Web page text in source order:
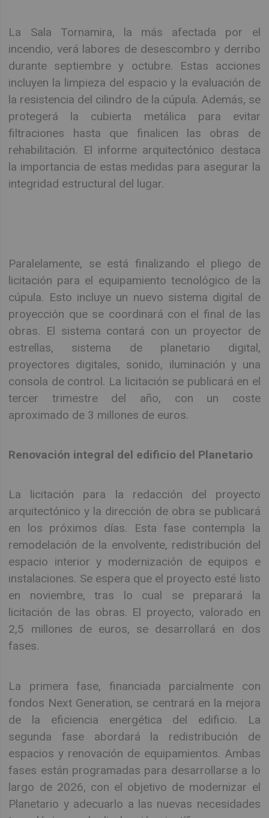
La Sala Tornamira, la más afectada por el
incendio, verá labores de desescombro y derribo
durante septiembre y octubre. Estas acciones
incluyen la limpieza del espacio y la evaluación de
la resistencia del cilindro de la cúpula. Además, se
protegerá la cubierta metálica para evitar
filtraciones hasta que finalicen las obras de
rehabilitación. El informe arquitectónico destaca
la importancia de estas medidas para asegurar la
integridad estructural del lugar.
Paralelamente, se está finalizando el pliego de
licitación para el equipamiento tecnológico de la
cúpula. Esto incluye un nuevo sistema digital de
proyección que se coordinará con el final de las
obras. El sistema contará con un proyector de
estrellas, sistema de planetario digital,
proyectores digitales, sonido, iluminación y una
consola de control. La licitación se publicará en el
tercer trimestre del año, con un coste
aproximado de 3 millones de euros.
Renovación integral del edificio del Planetario
La licitación para la redacción del proyecto
arquitectónico y la dirección de obra se publicará
en los próximos días. Esta fase contempla la
remodelación de la envolvente, redistribución del
espacio interior y modernización de equipos e
instalaciones. Se espera que el proyecto esté listo
en noviembre, tras lo cual se preparará la
licitación de las obras. El proyecto, valorado en
2,5 millones de euros, se desarrollará en dos
fases.
La primera fase, financiada parcialmente con
fondos Next Generation, se centrará en la mejora
de la eficiencia energética del edificio. La
segunda fase abordará la redistribución de
espacios y renovación de equipamientos. Ambas
fases están programadas para desarrollarse a lo
largo de 2026, con el objetivo de modernizar el
Planetario y adecuarlo a las nuevas necesidades